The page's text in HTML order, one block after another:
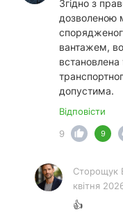
Згідно з
дозволеною
вантажем,
допустима.
Відповісти
9
9
Сторощук
квітня
👍